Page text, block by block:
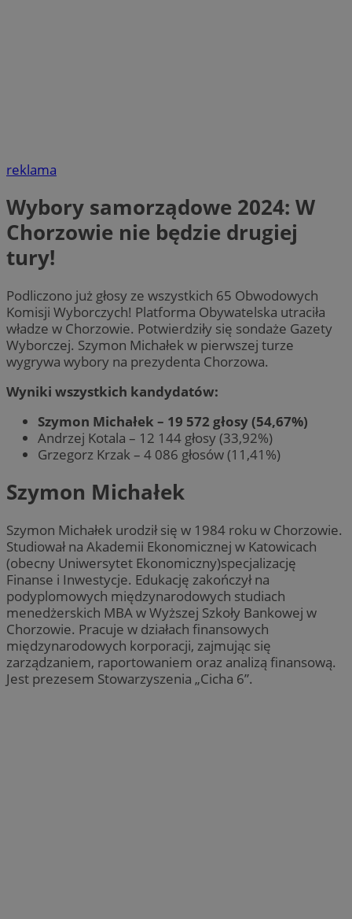
reklama
Wybory samorządowe 2024: W
Chorzowie nie będzie drugiej
tury!
Podliczono już głosy ze wszystkich 65 Obwodowych
Komisji Wyborczych! Platforma Obywatelska utraciła
władze w Chorzowie. Potwierdziły się sondaże Gazety
Wyborczej. Szymon Michałek w pierwszej turze
wygrywa wybory na prezydenta Chorzowa.
Wyniki wszystkich kandydatów:
Szymon Michałek – 19 572 głosy (54,67%)
Andrzej Kotala – 12 144 głosy (33,92%)
Grzegorz Krzak – 4 086 głosów (11,41%)
Szymon Michałek
Szymon Michałek urodził się w 1984 roku w Chorzowie.
Studiował na Akademii Ekonomicznej w Katowicach
(obecny Uniwersytet Ekonomiczny)specjalizację
Finanse i Inwestycje. Edukację zakończył na
podyplomowych międzynarodowych studiach
menedżerskich MBA w Wyższej Szkoły Bankowej w
Chorzowie. Pracuje w działach finansowych
międzynarodowych korporacji, zajmując się
zarządzaniem, raportowaniem oraz analizą finansową.
Jest prezesem Stowarzyszenia „Cicha 6”.